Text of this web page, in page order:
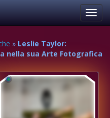
» Leslie Taylor:
nella sua Arte Fotografica